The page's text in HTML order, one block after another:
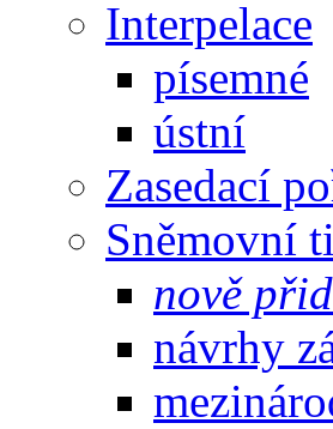
Interpelace
písemné
ústní
Zasedací
Sněmovní
nově
návrhy